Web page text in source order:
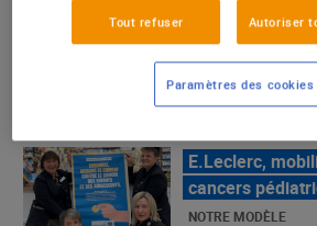
E.Leclerc,
cancers
LE
SES COMBATS
NOTRE MODÈLE
Tout refuser Autoriser
Paramètres des cookies